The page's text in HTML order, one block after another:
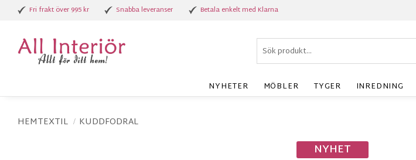
Fri frakt över 995 kr Snabba leveranser Betala enkelt med Klarna
NYHETER MÖBLER TYGER INREDNING
HEMTEXTIL KUDDFODRAL
NYHET